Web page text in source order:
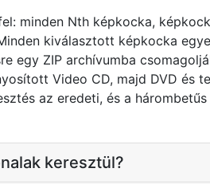
minden Nth képkocka,
kiválasztott képkocka
egy ZIP archívumba
Video CD, majd DVD és
az eredeti, és a
keresztül?